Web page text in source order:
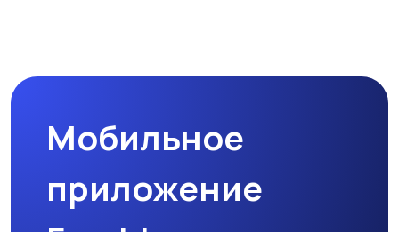
Мобильное
приложение